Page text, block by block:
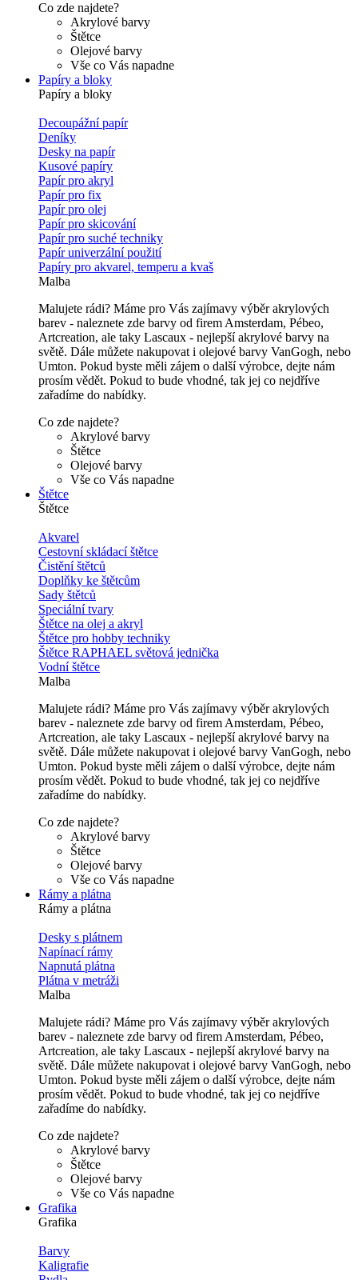
Co zde najdete?
Akrylové barvy
Štětce
Olejové barvy
Vše co Vás napadne
Papíry a bloky
Papíry a bloky
Decoupážní papír
Deníky
Desky na papír
Kusové papíry
Papír pro akryl
Papír pro fix
Papír pro olej
Papír pro skicování
Papír pro suché techniky
Papír univerzální použití
Papíry pro akvarel, temperu a kvaš
Malba
Malujete rádi? Máme pro Vás zajímavy výběr akrylových
barev - naleznete zde barvy od firem Amsterdam, Pébeo,
Artcreation, ale taky Lascaux - nejlepší akrylové barvy na
světě. Dále můžete nakupovat i olejové barvy VanGogh, nebo
Umton. Pokud byste měli zájem o další výrobce, dejte nám
prosím vědět. Pokud to bude vhodné, tak jej co nejdříve
zařadíme do nabídky.
Co zde najdete?
Akrylové barvy
Štětce
Olejové barvy
Vše co Vás napadne
Štětce
Štětce
Akvarel
Cestovní skládací štětce
Čistění štětců
Doplňky ke štětcům
Sady štětců
Speciální tvary
Štětce na olej a akryl
Štětce pro hobby techniky
Štětce RAPHAEL světová jednička
Vodní štětce
Malba
Malujete rádi? Máme pro Vás zajímavy výběr akrylových
barev - naleznete zde barvy od firem Amsterdam, Pébeo,
Artcreation, ale taky Lascaux - nejlepší akrylové barvy na
světě. Dále můžete nakupovat i olejové barvy VanGogh, nebo
Umton. Pokud byste měli zájem o další výrobce, dejte nám
prosím vědět. Pokud to bude vhodné, tak jej co nejdříve
zařadíme do nabídky.
Co zde najdete?
Akrylové barvy
Štětce
Olejové barvy
Vše co Vás napadne
Rámy a plátna
Rámy a plátna
Desky s plátnem
Napínací rámy
Napnutá plátna
Plátna v metráži
Malba
Malujete rádi? Máme pro Vás zajímavy výběr akrylových
barev - naleznete zde barvy od firem Amsterdam, Pébeo,
Artcreation, ale taky Lascaux - nejlepší akrylové barvy na
světě. Dále můžete nakupovat i olejové barvy VanGogh, nebo
Umton. Pokud byste měli zájem o další výrobce, dejte nám
prosím vědět. Pokud to bude vhodné, tak jej co nejdříve
zařadíme do nabídky.
Co zde najdete?
Akrylové barvy
Štětce
Olejové barvy
Vše co Vás napadne
Grafika
Grafika
Barvy
Kaligrafie